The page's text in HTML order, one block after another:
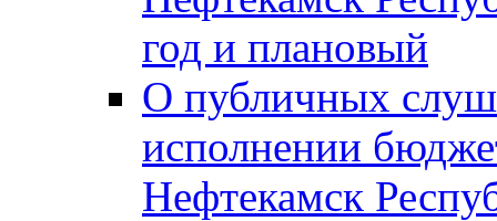
год и плановый
О публичных
исполнении
Нефтекамск